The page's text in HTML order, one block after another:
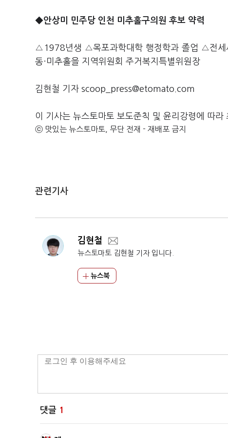
◆안상미 민주당 인천 미추홀구의원 후보 약력
△1978년생 △목포과학대학 행정학과 졸업 △전세
동·미추홀을 지역위원회 주거복지특별위원장
김현철 기자 scoop_press@etomato.com
이 기사는 뉴스토마토 보도준칙 및 윤리강령에 따라
ⓒ 맛있는 뉴스토마토, 무단 전재 - 재배포 금지
관련기사
김현철
뉴스토마토 김현철 기자 입니다.
뉴스북
댓글 1